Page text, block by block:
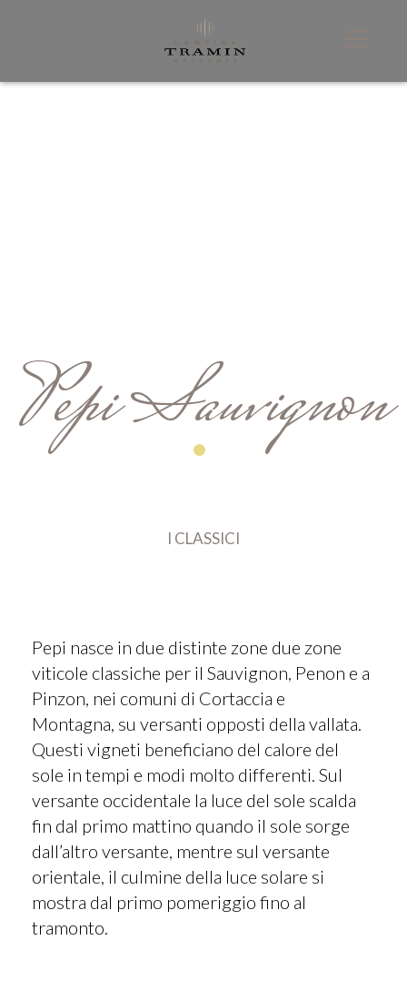
Pepi Sauvignon
I CLASSICI
Pepi nasce in due distinte zone due zone
viticole classiche per il Sauvignon, Penon e a
Pinzon, nei comuni di Cortaccia e
Montagna, su versanti opposti della vallata.
Questi vigneti beneficiano del calore del
sole in tempi e modi molto differenti. Sul
versante occidentale la luce del sole scalda
fin dal primo mattino quando il sole sorge
dall’altro versante, mentre sul versante
orientale, il culmine della luce solare si
mostra dal primo pomeriggio fino al
tramonto.